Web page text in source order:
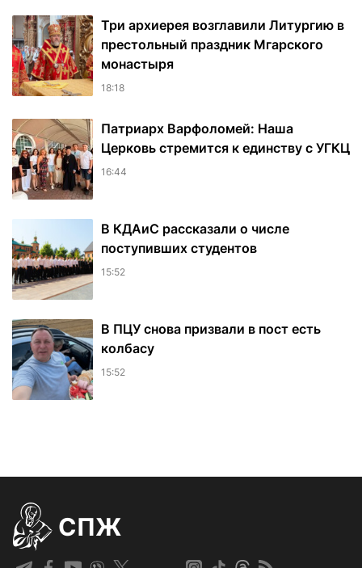
Три архиерея возглавили Литургию в
престольный праздник Мгарского
монастыря
18:18
Патриарх Варфоломей: Наша
Церковь стремится к единству с УГКЦ
16:44
В КДАиС рассказали о числе
поступивших студентов
15:52
В ПЦУ снова призвали в пост есть
колбасу
15:52
СПЖ